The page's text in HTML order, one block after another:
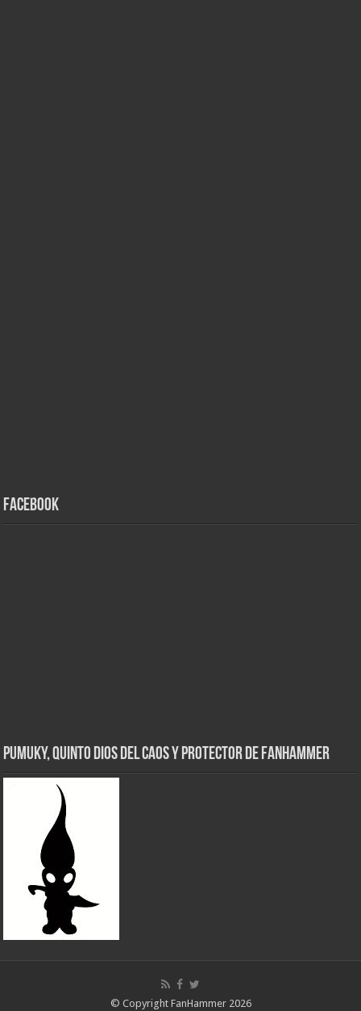
Facebook
Pumuky, Quinto Dios del Caos y Protector de FanHammer
© Copyright FanHammer 2026